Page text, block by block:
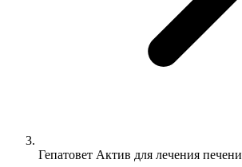
Гепатовет Актив для лечения печени